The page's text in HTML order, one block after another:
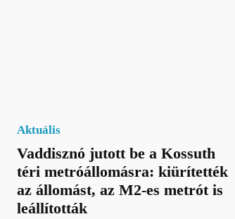
Aktuális
Vaddisznó jutott be a Kossuth
téri metróállomásra: kiürítették
az állomást, az M2-es metrót is
leállították